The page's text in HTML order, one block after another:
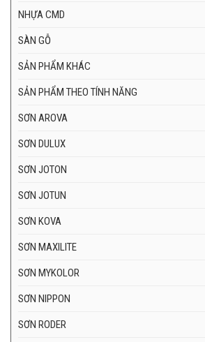
NHỰA CMD
SÀN GỖ
SẢN PHẨM KHÁC
SẢN PHẨM THEO TÍNH NĂNG
SƠN AROVA
SƠN DULUX
SƠN JOTON
SƠN JOTUN
SƠN KOVA
SƠN MAXILITE
SƠN MYKOLOR
SƠN NIPPON
SƠN RODER